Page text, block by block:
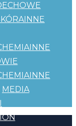
INNE
INNE
INNE
MEDIA